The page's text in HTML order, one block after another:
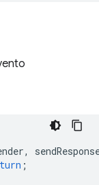
,
;